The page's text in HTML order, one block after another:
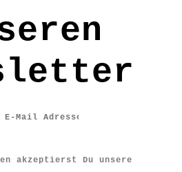
akzeptierst Du unsere